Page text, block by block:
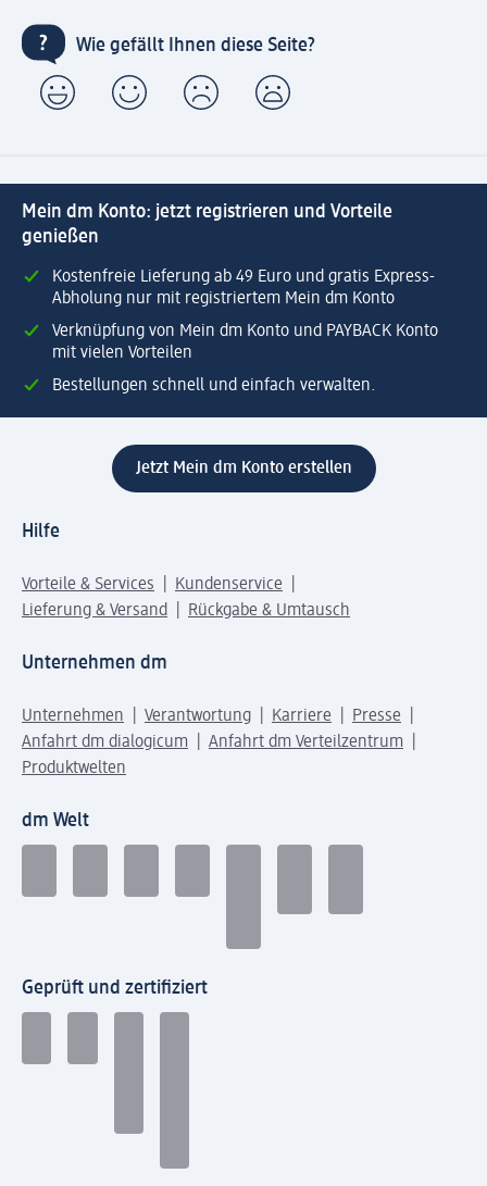
Wie gefällt Ihnen diese Seite?
Mein dm Konto: jetzt registrieren und Vorteile
genießen
Kostenfreie Lieferung ab 49 Euro und gratis Express-
Abholung nur mit registriertem Mein dm Konto
Verknüpfung von Mein dm Konto und PAYBACK Konto
mit vielen Vorteilen
Bestellungen schnell und einfach verwalten.
Jetzt Mein dm Konto erstellen
Hilfe
Vorteile & Services
Kundenservice
Lieferung & Versand
Rückgabe & Umtausch
Unternehmen dm
Unternehmen Verantwortung Karriere
Presse
Anfahrt dm dialogicum
Anfahrt dm Verteilzentrum
Produktwelten
dm Welt
Geprüft und zertifiziert